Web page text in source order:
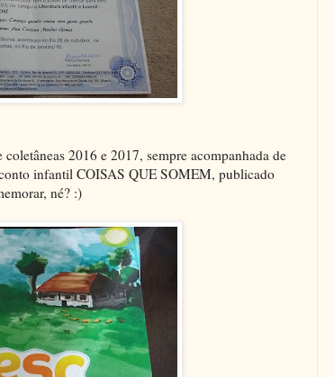
2016 e 2017, sempre acompanhada de
infantil COISAS QUE SOMEM, publicado
né? :)